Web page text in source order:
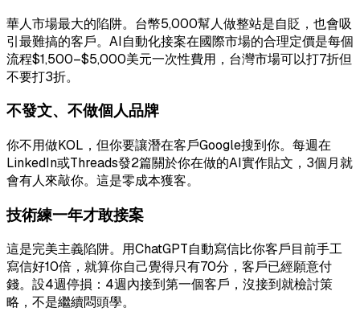
華人市場最大的陷阱。台幣5,000幫人做整站是自貶，也會吸
引最難搞的客戶。AI自動化接案在國際市場的合理定價是每個
流程$1,500–$5,000美元一次性費用，台灣市場可以打7折但
不要打3折。
不發文、不做個人品牌
你不用做KOL，但你要讓潛在客戶Google搜到你。每週在
LinkedIn或Threads發2篇關於你在做的AI實作貼文，3個月就
會有人來敲你。這是零成本獲客。
技術練一年才敢接案
這是完美主義陷阱。用ChatGPT自動寫信比你客戶目前手工
寫信好10倍，就算你自己覺得只有70分，客戶已經願意付
錢。設4週停損：4週內接到第一個客戶，沒接到就檢討策
略，不是繼續悶頭學。